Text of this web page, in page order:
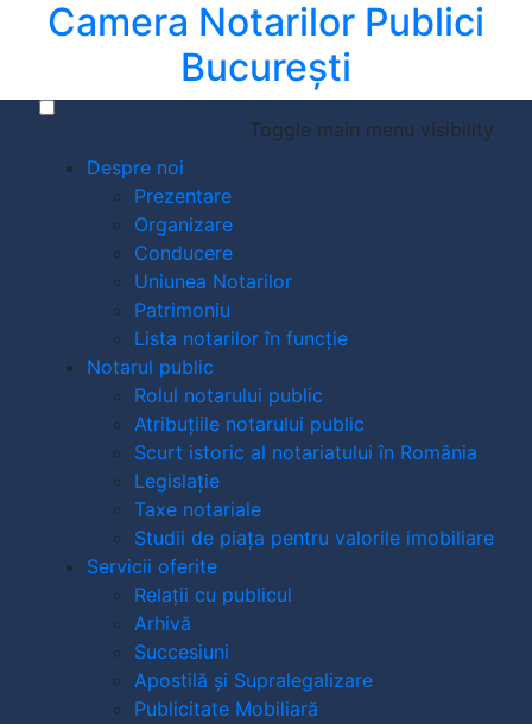
Camera Notarilor Publici
București
Toggle main menu visibility
Despre noi
Prezentare
Organizare
Conducere
Uniunea Notarilor
Patrimoniu
Lista notarilor în funcție
Notarul public
Rolul notarului public
Atribuțiile notarului public
Scurt istoric al notariatului în România
Legislație
Taxe notariale
Studii de piața pentru valorile imobiliare
Servicii oferite
Relații cu publicul
Arhivă
Succesiuni
Apostilă și Supralegalizare
Publicitate Mobiliară